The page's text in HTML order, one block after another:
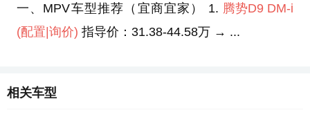
一、MPV车型推荐（宜商宜家） 1. 腾势D9 DM-i
(配置|询价) 指导价：31.38-44.58万 → ...
相关车型